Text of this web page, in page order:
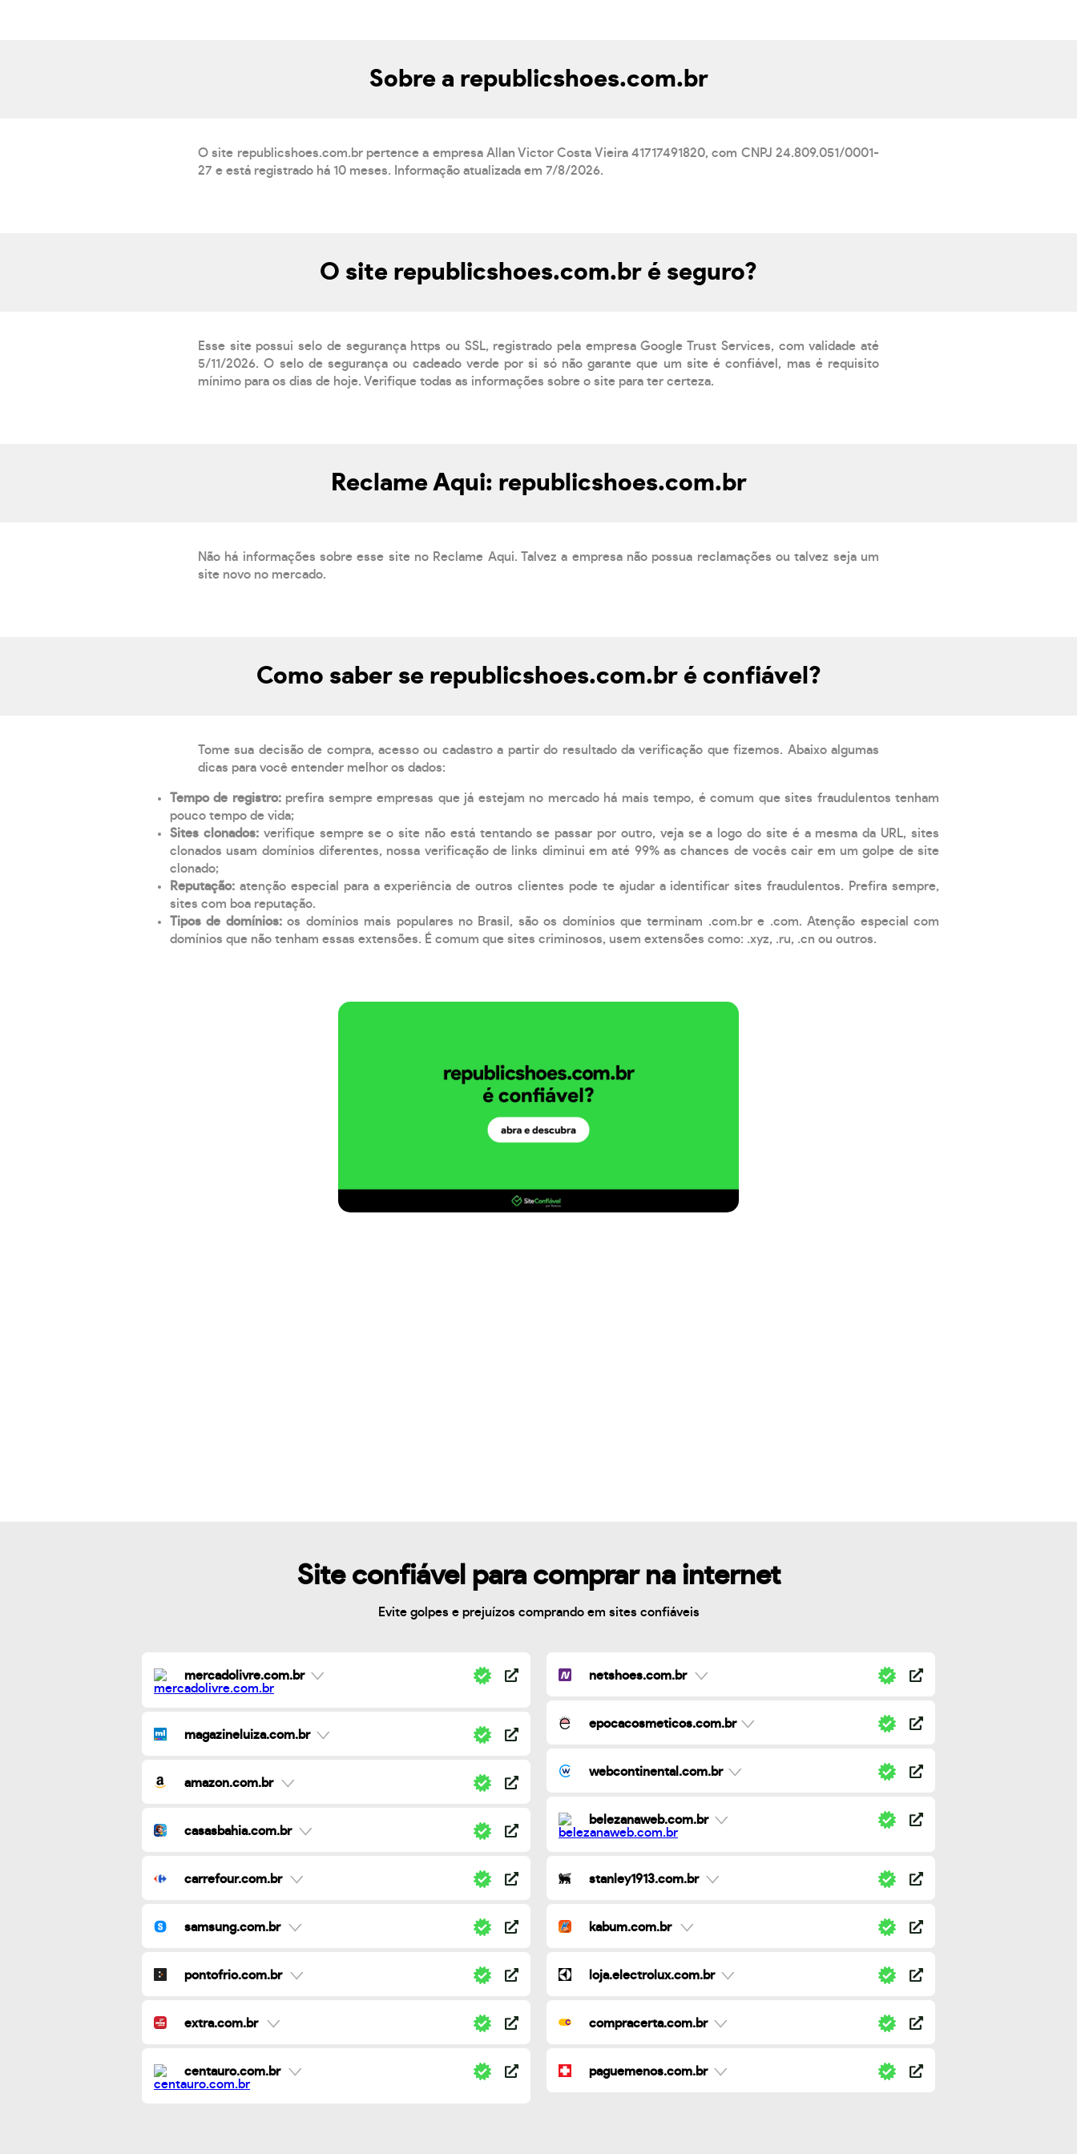
Sobre a republicshoes.com.br
O site republicshoes.com.br pertence a empresa Allan Victor Costa Vieira 41717491820, com CNPJ 24.809.051/0001-
27 e está registrado há 10 meses. Informação atualizada em 7/8/2026.
O site republicshoes.com.br é seguro?
Esse site possui selo de segurança https ou SSL, registrado pela empresa Google Trust Services, com validade até
5/11/2026. O selo de segurança ou cadeado verde por si só não garante que um site é confiável, mas é requisito
mínimo para os dias de hoje. Verifique todas as informações sobre o site para ter certeza.
Reclame Aqui: republicshoes.com.br
Não há informações sobre esse site no Reclame Aqui. Talvez a empresa não possua reclamações ou talvez seja um
site novo no mercado.
Como saber se republicshoes.com.br é confiável?
Tome sua decisão de compra, acesso ou cadastro a partir do resultado da verificação que fizemos. Abaixo algumas
dicas para você entender melhor os dados:
Tempo de registro: prefira sempre empresas que já estejam no mercado há mais tempo, é comum que sites fraudulentos tenham
pouco tempo de vida;
Sites clonados: verifique sempre se o site não está tentando se passar por outro, veja se a logo do site é a mesma da URL, sites
clonados usam domínios diferentes, nossa verificação de links diminui em até 99% as chances de vocês cair em um golpe de site
clonado;
Reputação: atenção especial para a experiência de outros clientes pode te ajudar a identificar sites fraudulentos. Prefira sempre,
sites com boa reputação.
Tipos de domínios:os domínios mais populares no Brasil, são os domínios que terminam .com.br e .com. Atenção especial com
domínios que não tenham essas extensões. É comum que sites criminosos, usem extensões como: .xyz, .ru, .cn ou outros.
Site confiável para comprar na internet
Evite golpes e prejuízos comprando em sites confiáveis
mercadolivre.com.br
magazineluiza.com.br
amazon.com.br
casasbahia.com.br
carrefour.com.br
samsung.com.br
pontofrio.com.br
extra.com.br
centauro.com.br
netshoes.com.br
epocacosmeticos.com.br
webcontinental.com.br
belezanaweb.com.br
stanley1913.com.br
kabum.com.br
loja.electrolux.com.br
compracerta.com.br
paguemenos.com.br